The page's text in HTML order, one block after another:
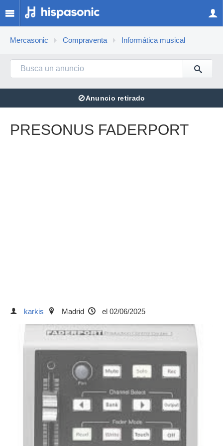
Mercasonic Compraventa Informática musical
⊘Anuncio retirado
PRESONUS FADERPORT
karkis Madrid el 02/06/2025